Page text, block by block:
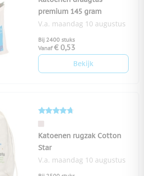
premium 145 gram
V.a. maandag 10 augustus
Bij 2400 stuks
Vanaf € 0,53
Bekijk
Katoenen rugzak Cotton
Star
V.a. maandag 10 augustus